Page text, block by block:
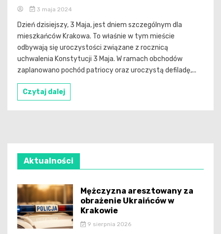
3 maja 2024
Dzień dzisiejszy, 3 Maja, jest dniem szczególnym dla
mieszkańców Krakowa. To właśnie w tym mieście
odbywają się uroczystości związane z rocznicą
uchwalenia Konstytucji 3 Maja. W ramach obchodów
zaplanowano pochód patriocy oraz uroczystą defiladę,...
Czytaj dalej
Aktualności
Mężczyzna aresztowany za
obrażenie Ukraińców w
Krakowie
9 sierpnia 2026